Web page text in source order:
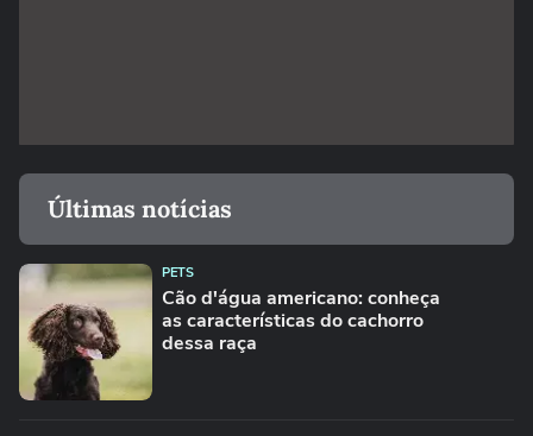
Últimas notícias
PETS
Cão d'água americano: conheça
as características do cachorro
dessa raça